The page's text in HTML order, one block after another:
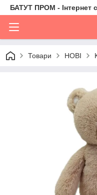
БАТУТ ПРОМ - Інтернет
Товари НОВІ